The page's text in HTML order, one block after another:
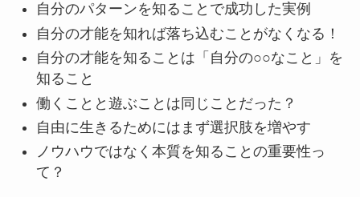
自分のパターンを知ることで成功した実例
自分の才能を知れば落ち込むことがなくなる！
自分の才能を知ることは「自分の○○なこと」を
知ること
働くことと遊ぶことは同じことだった？
自由に生きるためにはまず選択肢を増やす
ノウハウではなく本質を知ることの重要性っ
て？